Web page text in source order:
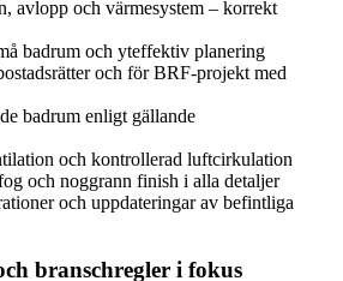
avlopp och värmesystem – korrekt
badrum och yteffektiv planering
och för BRF-projekt med
badrum enligt gällande
och kontrollerad luftcirkulation
och noggrann finish i alla detaljer
och uppdateringar av befintliga
branschregler i fokus